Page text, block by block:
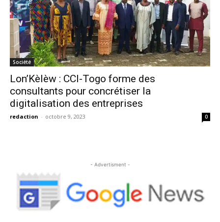
Société
Lon’Kèlèw : CCI-Togo forme des
consultants pour concrétiser la
digitalisation des entreprises
redaction - octobre 9, 2023 0
- Advertisment -